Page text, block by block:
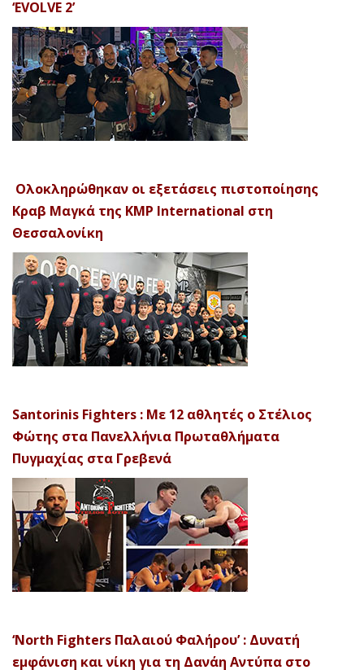
‘EVOLVE 2’
Ολοκληρώθηκαν οι εξετάσεις πιστοποίησης
Κραβ Μαγκά της KMP International στη
Θεσσαλονίκη
Santorinis Fighters : Με 12 αθλητές ο Στέλιος
Φώτης στα Πανελλήνια Πρωταθλήματα
Πυγμαχίας στα Γρεβενά
‘North Fighters Παλαιού Φαλήρου’ : Δυνατή
εμφάνιση και νίκη για τη Δανάη Αντύπα στο